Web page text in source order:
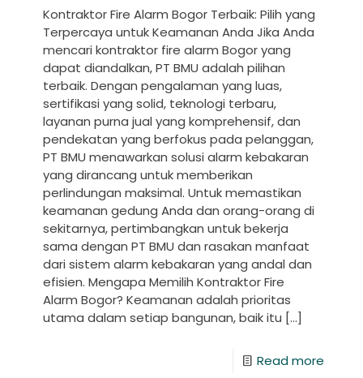
Kontraktor Fire Alarm Bogor Terbaik: Pilih yang
Terpercaya untuk Keamanan Anda Jika Anda
mencari kontraktor fire alarm Bogor yang
dapat diandalkan, PT BMU adalah pilihan
terbaik. Dengan pengalaman yang luas,
sertifikasi yang solid, teknologi terbaru,
layanan purna jual yang komprehensif, dan
pendekatan yang berfokus pada pelanggan,
PT BMU menawarkan solusi alarm kebakaran
yang dirancang untuk memberikan
perlindungan maksimal. Untuk memastikan
keamanan gedung Anda dan orang-orang di
sekitarnya, pertimbangkan untuk bekerja
sama dengan PT BMU dan rasakan manfaat
dari sistem alarm kebakaran yang andal dan
efisien. Mengapa Memilih Kontraktor Fire
Alarm Bogor? Keamanan adalah prioritas
utama dalam setiap bangunan, baik itu […]
Read more